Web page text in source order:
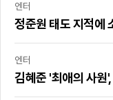
엔터
정준원 태도 지적에
엔터
김혜준 '최애의 사원